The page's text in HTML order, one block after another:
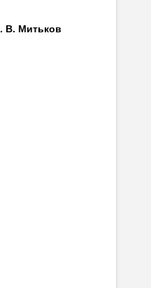
В. Митьков